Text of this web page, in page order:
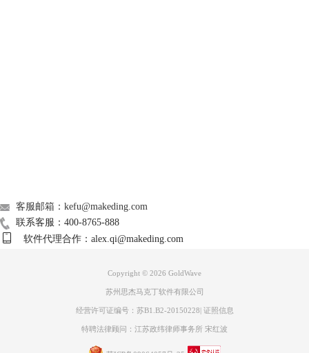
图四：“半音”的设置标尺界面
在图四中，可见两个设置标尺，默认数值均为“0”。根据小编的经验，
些许差异时，可通过下方微调标尺进行细化的调整。
客服邮箱：kefu@makeding.com
联系客服：400-8765-888
软件代理合作：alex.qi@makeding.com
Copyright © 2026 GoldWave
苏州思杰马克丁软件有限公司
经营许可证编号：苏B1.B2-20150228| 证照信息
特聘法律顾问：江苏政纬律师事务所 宋红波